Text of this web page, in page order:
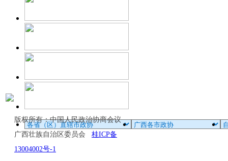
版权所有：中国人民政治协商会议
广西壮族自治区委员会 桂ICP备
13004002号-1